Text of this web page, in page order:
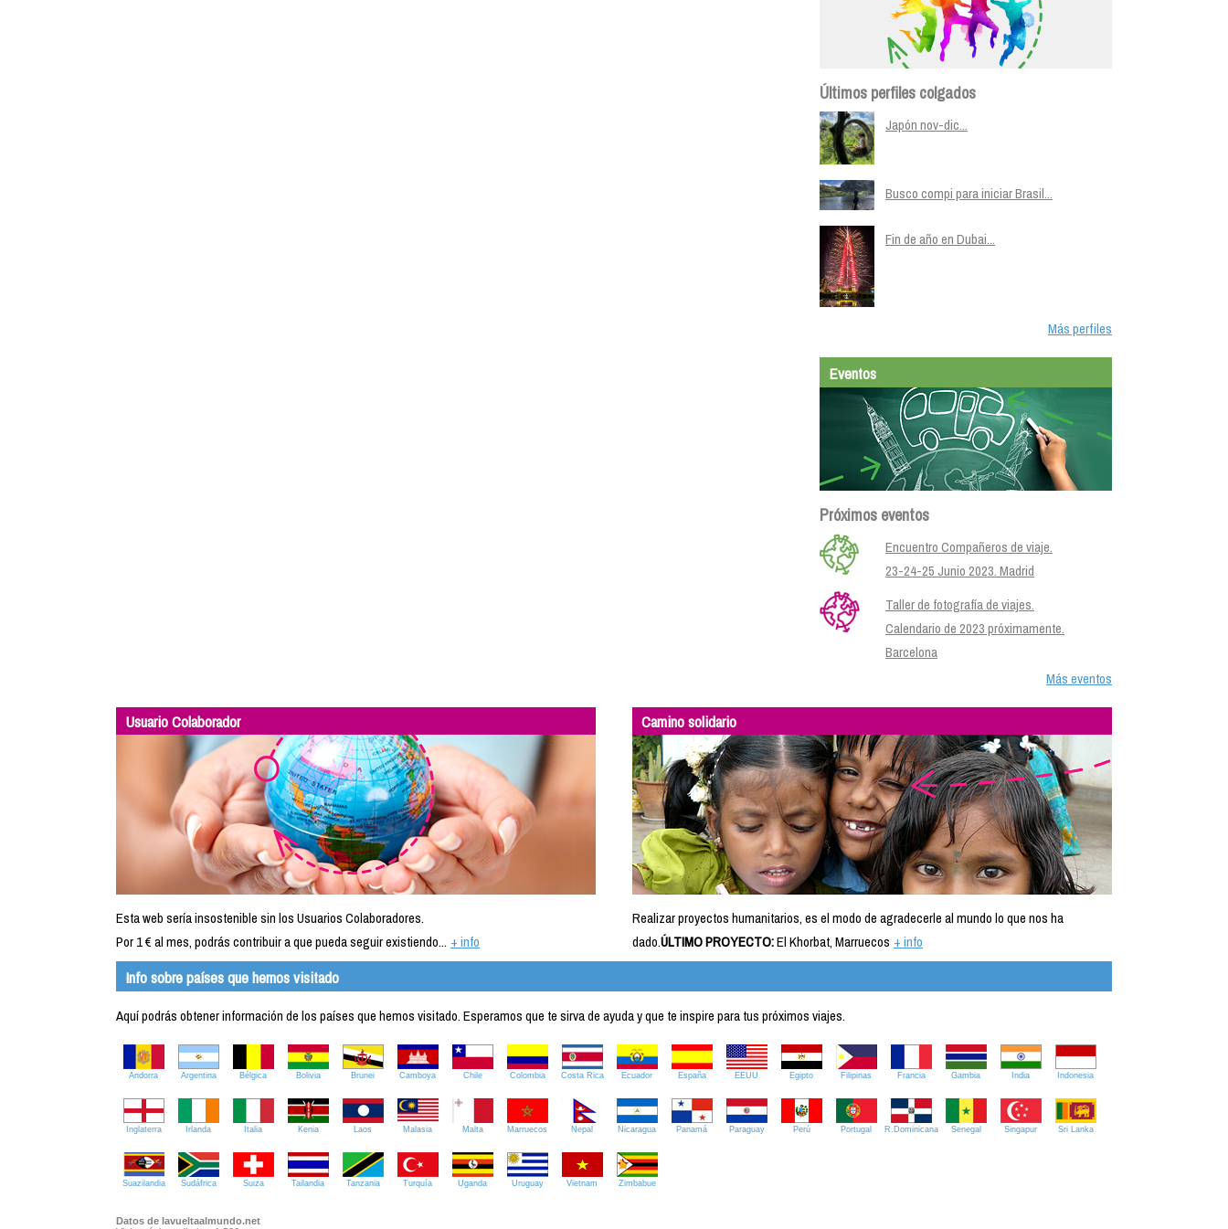
Últimos perfiles colgados
Japón nov-dic...
Busco compi para iniciar Brasil...
Fin de año en Dubai...
Más perfiles
Eventos
Próximos eventos
Encuentro Compañeros de viaje.
23-24-25 Junio 2023. Madrid
Taller de fotografía de viajes.
Calendario de 2023 próximamente.
Barcelona
Más eventos
Usuario Colaborador
Esta web sería insostenible sin los Usuarios Colaboradores.
Por 1 € al mes, podrás contribuir a que pueda seguir existiendo... + info
Camino solidario
Realizar proyectos humanitarios, es el modo de agradecerle al mundo lo que nos ha
dado.ÚLTIMO PROYECTO:El Khorbat, Marruecos + info
Info sobre países que hemos visitado
Aquí podrás obtener información de los países que hemos visitado. Esperamos que te sirva de ayuda y que te inspire para tus próximos viajes.
Andorra Argentina Bélgica Bolivia Brunei Camboya Chile Colombia Costa Rica Ecuador España EEUU Egipto Filipinas Francia Gambia India Indonesia
Inglaterra Irlanda Italia Kenia Laos Malasia Malta Marruecos Nepal Nicaragua Panamá Paraguay Perú Portugal R.Dominicana Senegal Singapur Sri Lanka
Suazilandia Sudáfrica Suiza Tailandia Tanzania Turquía Uganda Uruguay Vietnam Zimbabue
Datos de lavueltaalmundo.net